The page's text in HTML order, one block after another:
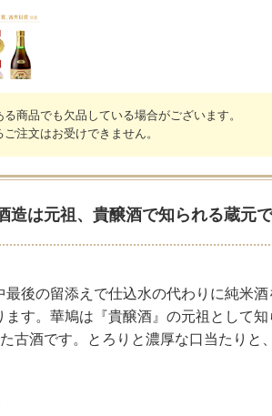
商品でも欠品している場合がございます。
注文はお受けできません。
造は元祖、貴醸酒で知られる蔵元
後の留添えで仕込水の代わりに純米酒
す。華鳩は『貴醸酒』の元祖として知
古酒です。とろりと濃厚な口当たりと